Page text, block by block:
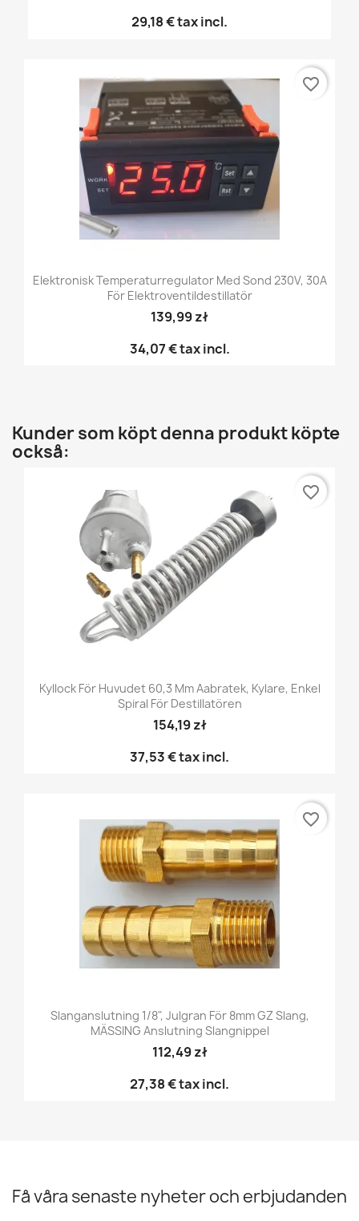
29,18 €tax incl.
Elektronisk Temperaturregulator Med Sond 230V, 30A
För Elektroventildestillatör
139,99 zł
34,07 €tax incl.
favorite_border
Kunder som köpt denna produkt köpte
också:
Kyllock För Huvudet 60,3 Mm Aabratek, Kylare, Enkel
Spiral För Destillatören
154,19 zł
37,53 €tax incl.
favorite_border
Slanganslutning 1/8", Julgran För 8mm GZ Slang,
MÄSSING Anslutning Slangnippel
112,49 zł
27,38 €tax incl.
favorite_border
Få våra senaste nyheter och erbjudanden